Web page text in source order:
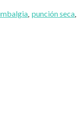
, punción seca,